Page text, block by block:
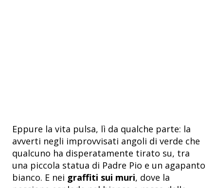
Eppure la vita pulsa, lì da qualche parte: la
avverti negli improvvisati angoli di verde che
qualcuno ha disperatamente tirato su, tra
una piccola statua di Padre Pio e un agapanto
bianco. E nei graffiti sui muri, dove la